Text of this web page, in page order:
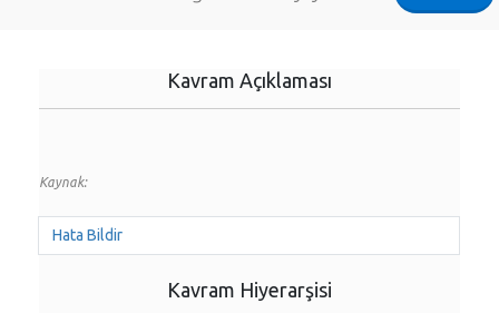
Kavram Açıklaması
Kaynak:
Hata Bildir
Kavram Hiyerarşisi